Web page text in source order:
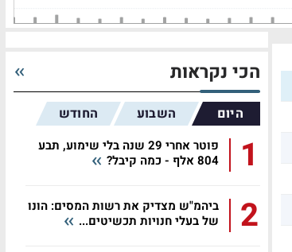
הכי נקראות
היום השבוע החודש
1
פוטר אחרי 29 שנה בלי שימוע, תבע
804 אלף - כמה קיבל?
2
ביהמ"ש מצדיק את רשות המסים: הונו
של בעלי חנויות תכשיטים...